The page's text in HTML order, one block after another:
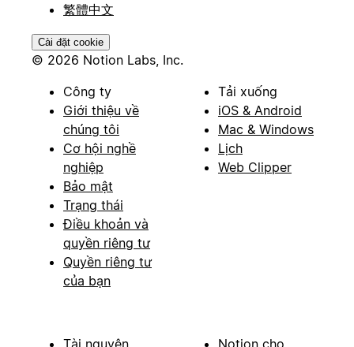
繁體中文
Cài đặt cookie
© 2026 Notion Labs, Inc.
Công ty
Giới thiệu về
chúng tôi
Cơ hội nghề
nghiệp
Bảo mật
Trạng thái
Điều khoản và
quyền riêng tư
Quyền riêng tư
của bạn
Tải xuống
iOS & Android
Mac & Windows
Lịch
Web Clipper
Tài nguyên Notion cho